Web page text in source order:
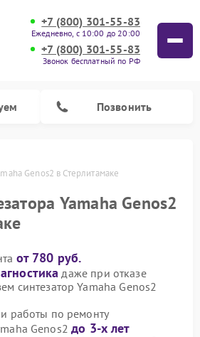
+7 (800) 301-55-83
Ежедневно, с 10:00 до 20:00
+7 (800) 301-55-83
Звонок бесплатный по РФ
Позвонить
Genos2 в Стерлитамаке
Yamaha Genos2
от 780 руб.
даже при отказе
синтезатор Yamaha Genos2
работы по ремонту
Genos2до 3-х лет